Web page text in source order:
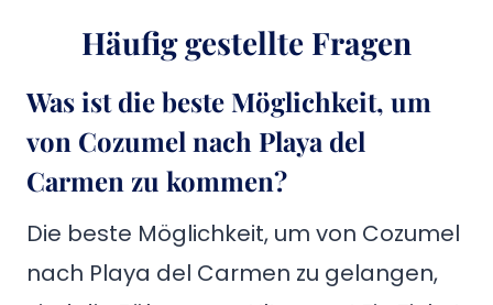
Häufig gestellte Fragen
Was ist die beste Möglichkeit, um
von Cozumel nach Playa del
Carmen zu kommen?
Die beste Möglichkeit, um von Cozumel
nach Playa del Carmen zu gelangen,